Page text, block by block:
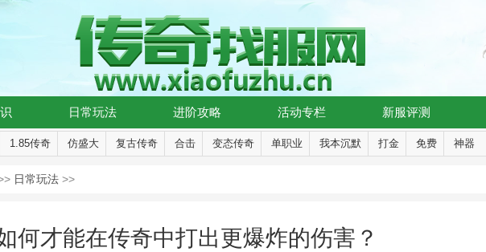
日常玩法 进阶攻略 活动专栏 新服评测
1.85传奇 仿盛大 复古传奇 合击 变态传奇 单职业 我本沉默 打金 免费 神器
日常玩法 >>
何才能在传奇中打出更爆炸的伤害？